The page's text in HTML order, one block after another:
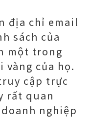
địa chỉ email
sách của
một trong
vàng của họ.
cập trực
rất quan
nghiệp